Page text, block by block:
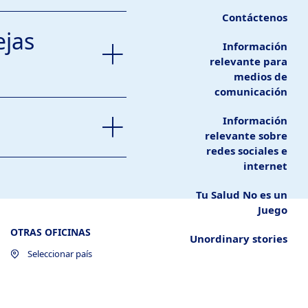
Contáctenos
Información
relevante para
medios de
comunicación
Información
relevante sobre
redes sociales e
internet
Tu Salud No es un
Juego
Unordinary stories
OTRAS OFICINAS
Seleccionar país